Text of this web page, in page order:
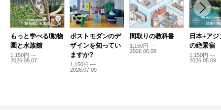
もっと学べる!動物
園と水族館
1,150円 —
2026.08.07
ポストモダンのデ
ザインを知ってい
ますか?
1,150円 —
2026.07.09
間取りの教科書
1,150円 —
2026.06.09
日本+アジ
の絶景宿
1,150円 —
2026.05.09